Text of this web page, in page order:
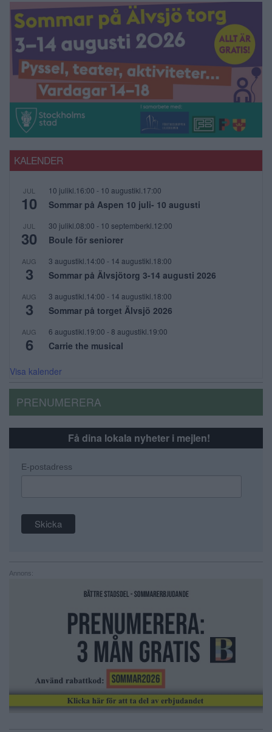
KALENDER
JUL
10
10 julikl.16:00 - 10 augustikl.17:00
Sommar på Aspen 10 juli- 10 augusti
JUL
30
30 julikl.08:00 - 10 septemberkl.12:00
Boule för seniorer
AUG
3
3 augustikl.14:00 - 14 augustikl.18:00
Sommar på Älvsjötorg 3-14 augusti 2026
AUG
3
3 augustikl.14:00 - 14 augustikl.18:00
Sommar på torget Älvsjö 2026
AUG
6
6 augustikl.19:00 - 8 augustikl.19:00
Carrie the musical
Visa kalender
PRENUMERERA
Få dina lokala nyheter i mejlen!
E-postadress
Annons: